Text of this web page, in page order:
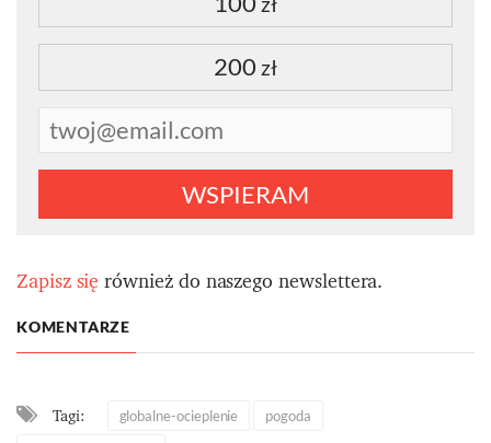
200 zł
WSPIERAM
Zapisz sięrównież do naszego newslettera.
KOMENTARZE
Tagi: globalne-ocieplenie
pogoda